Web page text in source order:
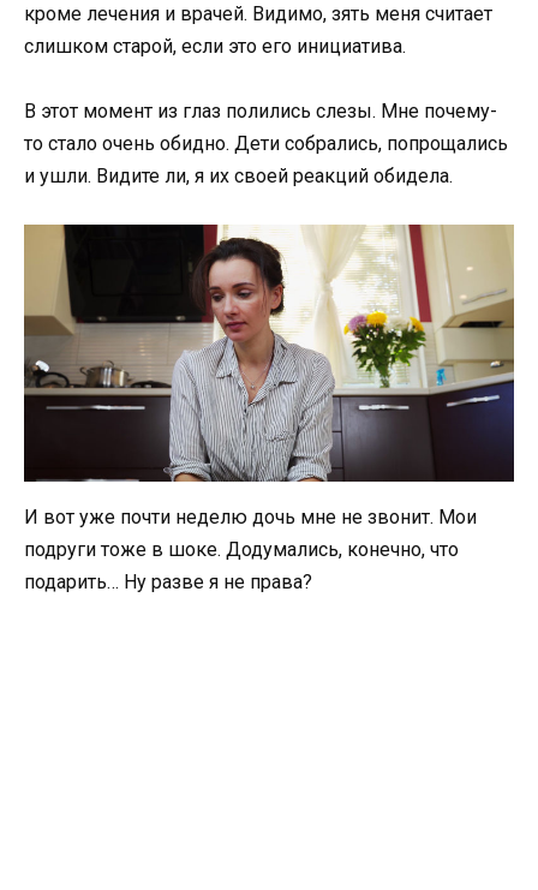
кроме лечения и врачей. Видимо, зять меня считает
слишком старой, если это его инициатива.
В этот момент из глаз полились слезы. Мне почему-
то стало очень обидно. Дети собрались, попрощались
и ушли. Видите ли, я их своей реакций обидела.
И вот уже почти неделю дочь мне не звонит. Мои
подруги тоже в шоке. Додумались, конечно, что
подарить… Ну разве я не права?